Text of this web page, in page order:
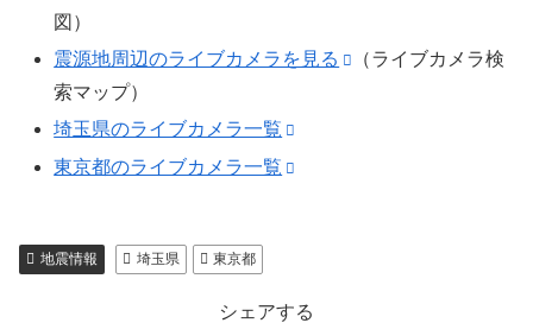
図）
震源地周辺のライブカメラを見る
（ライブカメラ検
索マップ）
埼玉県のライブカメラ一覧
東京都のライブカメラ一覧
地震情報 埼玉県 東京都
シェアする